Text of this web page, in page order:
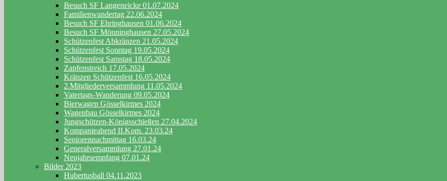
Besuch SF Langeneicke 01.07.2024
Familienwandertag 22.06.2024
Besuch SF Ehringhausen 01.06.2024
Besuch SF Mönninghausen 27.05.2024
Schützenfest Abkränzen 21.05.2024
Schützenfest Sonntag 19.05.2024
Schützenfest Samstag 18.05.2024
Zapfenstreich 17.05.2024
Kränzen Schützenfest 16.05.2024
2.Mitgliederversammlung 11.05.2024
Vatertags-Wanderung 09.05.2024
Bierwagen Gösselkirmes 2024
Wagenbau Gösselkirmes 2024
Jungschützen-Königsschießen 27.04.2024
Kompanieabend II.Kom. 23.03.24
Seniorennachmittag 16.03.24
Generalversammlung 27.01.24
Neujahrsempfang 07.01.24
Bilder 2023
Hubertusball 04.11.2023